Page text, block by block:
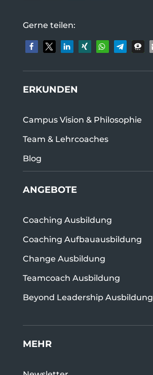
Gerne teilen:
ERKUNDEN
Campus Vision & Philosophie
Team & Lehrcoaches
Blog
ANGEBOTE
Coaching Ausbildung
Coaching Aufbauausbildung
Change Ausbildung
Teamcoach Ausbildung
Beyond Leadership Ausbildung
MEHR